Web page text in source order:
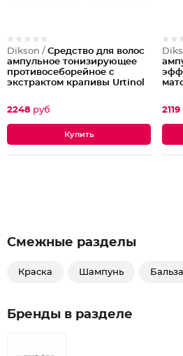
Dikson / Средство для волос
ампульное тонизирующее
противосеборейное с
экстрактом крапивы Urtinol
2248 руб
2119
Смежные разделы
Краска Шампунь
Бренды в разделе